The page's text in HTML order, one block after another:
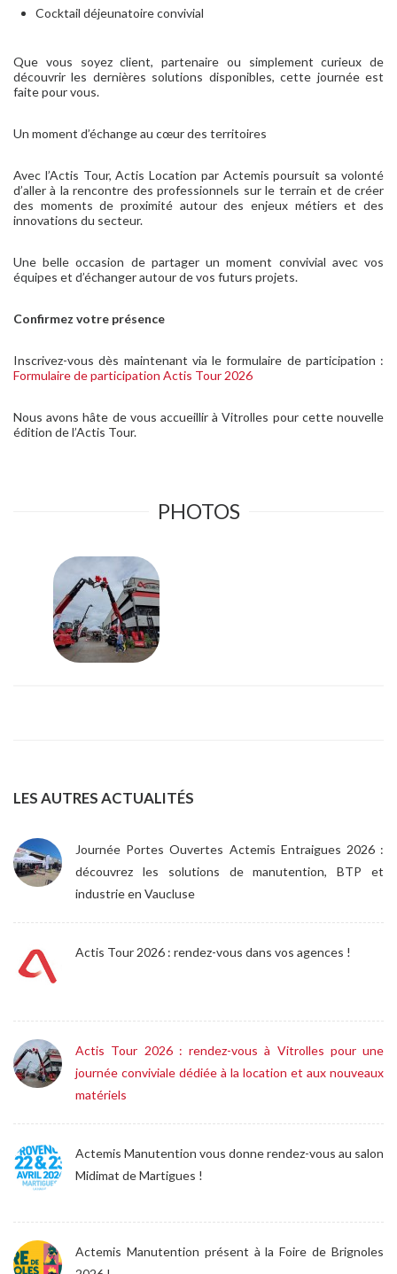
Cocktail déjeunatoire convivial
Que vous soyez client, partenaire ou simplement curieux de
découvrir les dernières solutions disponibles, cette journée est
faite pour vous.
Un moment d’échange au cœur des territoires
Avec l’Actis Tour, Actis Location par Actemis poursuit sa volonté
d’aller à la rencontre des professionnels sur le terrain et de créer
des moments de proximité autour des enjeux métiers et des
innovations du secteur.
Une belle occasion de partager un moment convivial avec vos
équipes et d’échanger autour de vos futurs projets.
Confirmez votre présence
Inscrivez-vous dès maintenant via le formulaire de participation :
Formulaire de participation Actis Tour 2026
Nous avons hâte de vous accueillir à Vitrolles pour cette nouvelle
édition de l’Actis Tour.
PHOTOS
LES AUTRES ACTUALITÉS
Journée Portes Ouvertes Actemis Entraigues 2026 :
découvrez les solutions de manutention, BTP et
industrie en Vaucluse
Actis Tour 2026 : rendez-vous dans vos agences !
Actis Tour 2026 : rendez-vous à Vitrolles pour une
journée conviviale dédiée à la location et aux nouveaux
matériels
Actemis Manutention vous donne rendez-vous au salon
Midimat de Martigues !
Actemis Manutention présent à la Foire de Brignoles